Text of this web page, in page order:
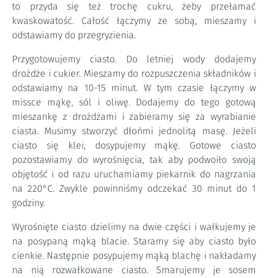
to przyda się też trochę cukru, żeby przełamać
kwaskowatość. Całość łączymy ze sobą, mieszamy i
odstawiamy do przegryzienia.
Przygotowujemy ciasto. Do letniej wody dodajemy
drożdże i cukier. Mieszamy do rozpuszczenia składników i
odstawiamy na 10-15 minut. W tym czasie łączymy w
missce mąkę, sól i oliwę. Dodajemy do tego gotową
mieszankę z drożdżami i zabieramy się za wyrabianie
ciasta. Musimy stworzyć dłońmi jednolitą masę. Jeżeli
ciasto się klei, dosypujemy mąkę. Gotowe ciasto
pozostawiamy do wyrośnięcia, tak aby podwoiło swoją
objętość i od razu uruchamiamy piekarnik do nagrzania
na 220°C. Zwykle powinniśmy odczekać 30 minut do 1
godziny.
Wyrośnięte ciasto dzielimy na dwie części i wałkujemy je
na posypaną mąką blacie. Staramy się aby ciasto było
cienkie. Następnie posypujemy mąką blachę i nakładamy
na nią rozwałkowane ciasto. Smarujemy je sosem